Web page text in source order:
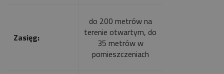
Zasięg:
do 200 metrów na
terenie otwartym, do
35 metrów w
pomieszczeniach